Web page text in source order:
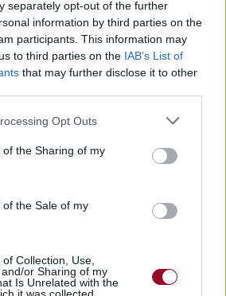
separately opt-out of the further
information by third parties on the
participants. This information may
to third parties on the IAB’s List of
that may further disclose it to other
Opt Outs
the Sharing of my
the Sale of my
Collection, Use,
or Sharing of my
Is Unrelated with the
plaisir musical :
les MP3 ou trouver le CD sur
et des CD sur
de musique ou une partition au